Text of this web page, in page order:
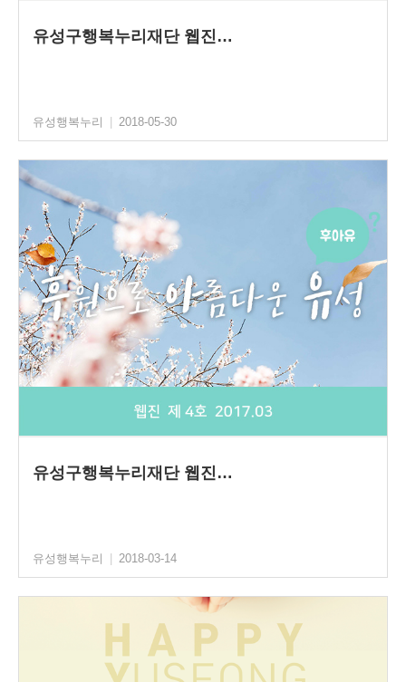
유성구행복누리재단 웹진…
유성행복누리 | 2018-05-30
유성구행복누리재단 웹진…
유성행복누리 2018-03-14